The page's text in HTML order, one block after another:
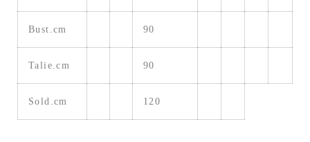
Bust.cm 90
Talie.cm 90
Sold.cm 120